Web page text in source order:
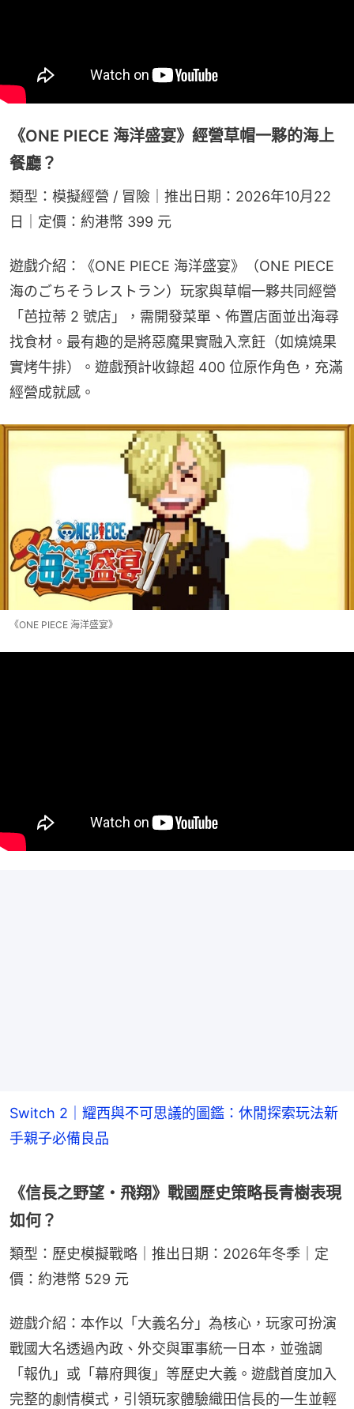
《ONE PIECE 海洋盛宴》經營草帽一夥的海上
餐廳？
類型：模擬經營 / 冒險｜推出日期：2026年10月22
日｜定價：約港幣 399 元
遊戲介紹：《ONE PIECE 海洋盛宴》（ONE PIECE
海のごちそうレストラン）玩家與草帽一夥共同經營
「芭拉蒂 2 號店」，需開發菜單、佈置店面並出海尋
找食材。最有趣的是將惡魔果實融入烹飪（如燒燒果
實烤牛排）。遊戲預計收錄超 400 位原作角色，充滿
經營成就感。
《ONE PIECE 海洋盛宴》
Switch 2｜耀西與不可思議的圖鑑：休閒探索玩法新
手親子必備良品
《信長之野望・飛翔》戰國歷史策略長青樹表現
如何？
類型：歷史模擬戰略｜推出日期：2026年冬季｜定
價：約港幣 529 元
遊戲介紹：本作以「大義名分」為核心，玩家可扮演
戰國大名透過內政、外交與軍事統一日本，並強調
「報仇」或「幕府興復」等歷史大義。遊戲首度加入
完整的劇情模式，引領玩家體驗織田信長的一生並輕